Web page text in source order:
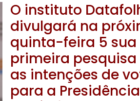
O instituto
divulgará na
quinta-feira 5 sua
primeira
as intenções de
para a